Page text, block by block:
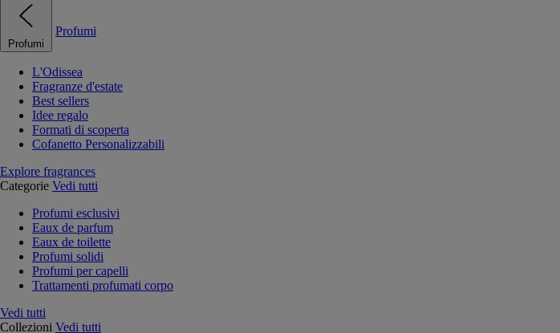
Profumi
Profumi
L'Odissea
Fragranze d'estate
Best sellers
Idee regalo
Formati di scoperta
Cofanetto Personalizzabili
Explore fragrances
Categorie Vedi tutti
Profumi esclusivi
Eaux de parfum
Eaux de toilette
Profumi solidi
Profumi per capelli
Trattamenti profumati corpo
Vedi tutti
Collezioni Vedi tutti